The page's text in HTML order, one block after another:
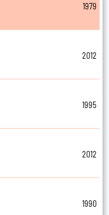
1979
2012
1995
2012
1990